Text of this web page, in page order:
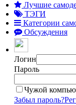
Лучшие
ТЭГИ
Категории
Обсуждения
Логин
Пароль
Чужой
Забыл пароль?